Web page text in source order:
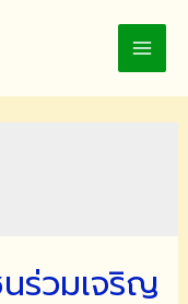
ร่วมเจริญ